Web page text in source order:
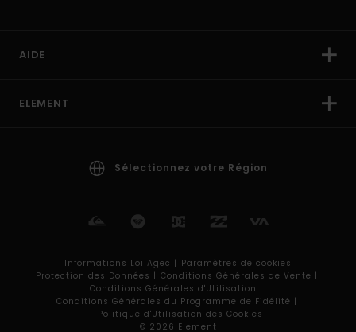
AIDE
ELEMENT
Sélectionnez votre Région
Informations Loi Agec | Paramètres de cookies
Protection des Données | Conditions Générales de Vente |
Conditions Générales d'Utilisation |
Conditions Générales du Programme de Fidélité |
Politique d'Utilisation des Cookies
© 2026 Element